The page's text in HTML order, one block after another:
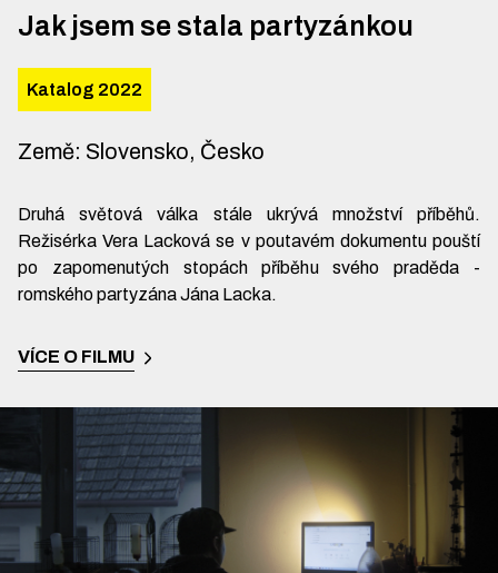
Jak jsem se stala partyzánkou
Katalog 2022
Země: Slovensko, Česko
Druhá světová válka stále ukrývá množství příběhů.
Režisérka Vera Lacková se v poutavém dokumentu pouští
po zapomenutých stopách příběhu svého praděda -
romského partyzána Jána Lacka.
VÍCE O FILMU